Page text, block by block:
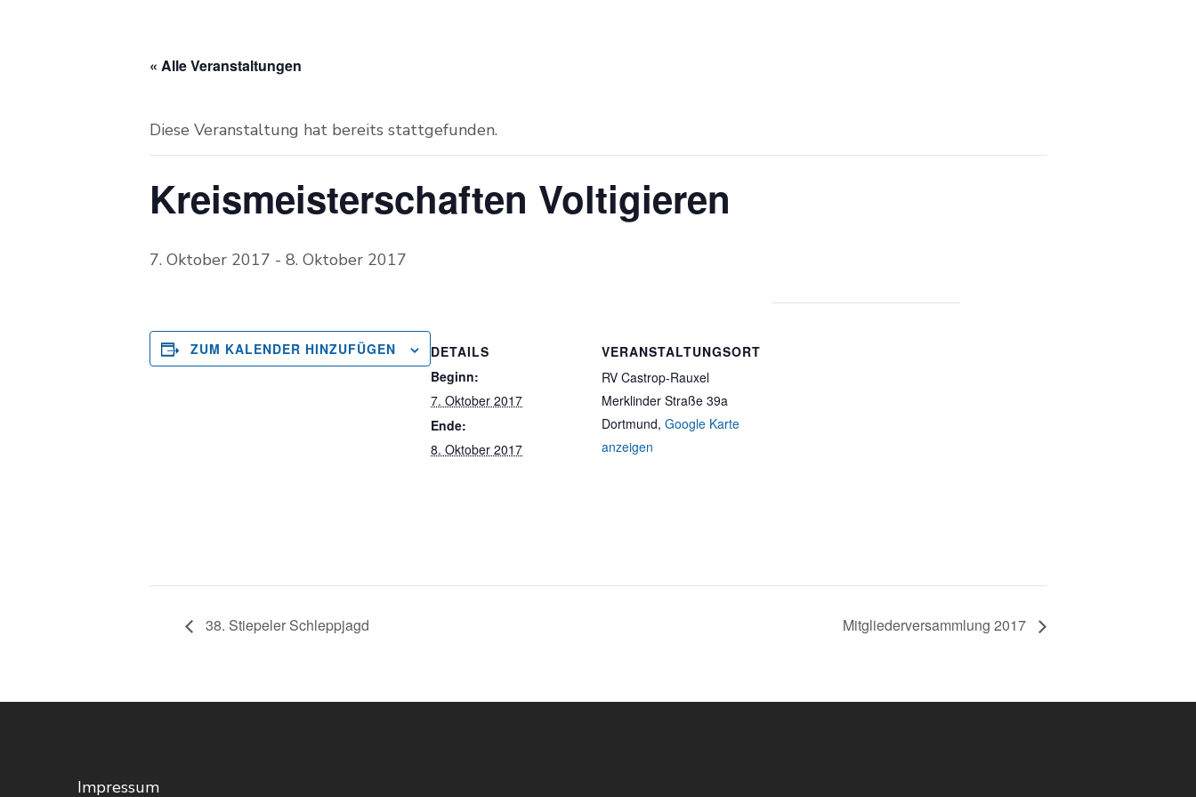
« Alle Veranstaltungen
Diese Veranstaltung hat bereits stattgefunden.
Kreismeisterschaften Voltigieren
7. Oktober 2017 - 8. Oktober 2017
ZUM KALENDER HINZUFÜGEN
DETAILS
Beginn:
7. Oktober 2017
Ende:
8. Oktober 2017
VERANSTALTUNGSORT
RV Castrop-Rauxel
Merklinder Straße 39a
Dortmund, Google Karte
anzeigen
38. Stiepeler Schleppjagd Mitgliederversammlung 2017
Impressum